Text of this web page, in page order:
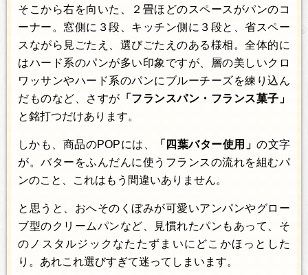
そこから右を向いた、２畳ほどのスペースがパンのコ
ーナー。窓側に３段、キッチン側に３段と、省スペー
スながら見ごたえ、選びごたえのある様相。全体的に
はハード系のパンが多い印象ですが、層の美しいクロ
ワッサンやハード系のパンにブルーチーズを練り込ん
だものなど、さすが 「フランスパン・フランス菓子」
と銘打つだけあります。
しかも、商品のPOPには、 「四葉バター使用」の文字
が。バターをふんだんに使うフランスの流れを組むパ
ンのこと、これはもう間違いありません。
と思うと、おへそのくぼみが可愛いアンパンやグロー
ブ型のクリームパンなど、見慣れたパンもあって、そ
のノスタルジックなたたずまいにどこかほっとした
り。あれこれ選びすぎて迷ってしまいます。